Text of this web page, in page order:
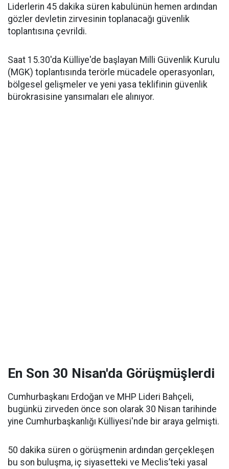
Liderlerin 45 dakika süren kabulünün hemen ardından
gözler devletin zirvesinin toplanacağı güvenlik
toplantısına çevrildi.
Saat 15.30'da Külliye'de başlayan Milli Güvenlik Kurulu
(MGK) toplantısında terörle mücadele operasyonları,
bölgesel gelişmeler ve yeni yasa teklifinin güvenlik
bürokrasisine yansımaları ele alınıyor.
En Son 30 Nisan'da Görüşmüşlerdi
Cumhurbaşkanı Erdoğan ve MHP Lideri Bahçeli,
bugünkü zirveden önce son olarak 30 Nisan tarihinde
yine Cumhurbaşkanlığı Külliyesi'nde bir araya gelmişti.
50 dakika süren o görüşmenin ardından gerçekleşen
bu son buluşma, iç siyasetteki ve Meclis’teki yasal